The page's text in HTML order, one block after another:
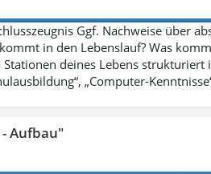
Ggf. Nachweise über
in den Lebenslauf? Was
deines Lebens strukturiert
„Computer-
- Aufbau"